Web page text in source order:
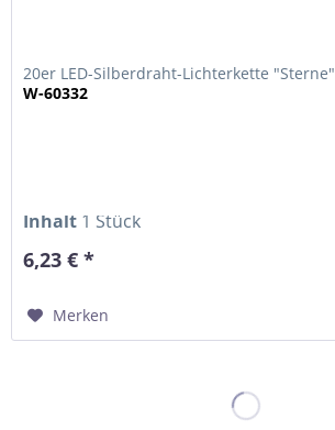
20er LED-Silberdraht-Lichterkette "Sterne"
W-60332
Inhalt 1 Stück
6,23 € *
Merken